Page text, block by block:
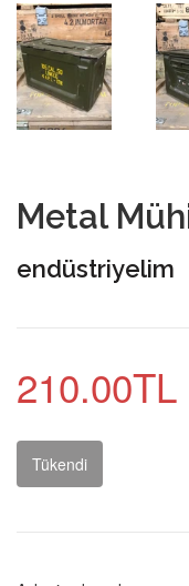
Metal
endüstriyelim
210.00TL
Tükendi